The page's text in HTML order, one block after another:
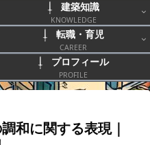
建築知識
KNOWLEDGE
転職・育児
CAREER
プロフィール
PROFILE
和に関する表現｜